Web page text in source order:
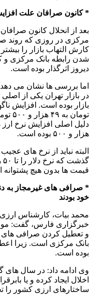
* کانون صرافان علت
بعد از انحلال کانون
مرکزی در روزی که روند
کارش التهاب بازار را
شدن رابطه بانک مرکزی و
دیروز اثرگذار بوده است.
اما بررسی ها نشان می
در بازار تهران یکی از
هزار و ۵۰۰ بوده است.
البته نباید از نرخ های
قیمت ها بدون هیچ
* صرافی های غیرمجاز به
خود بودند
محمد بیات، کارشناس
خبرگزاری فارس، گفت:
و تعطیل کردن صرافی های
بانک مرکزی است. زیرا
بوده است.
وی ادامه داد: در سال های
اخلال ایجاد کرده و یا
ساختارهای ارزی کشور را